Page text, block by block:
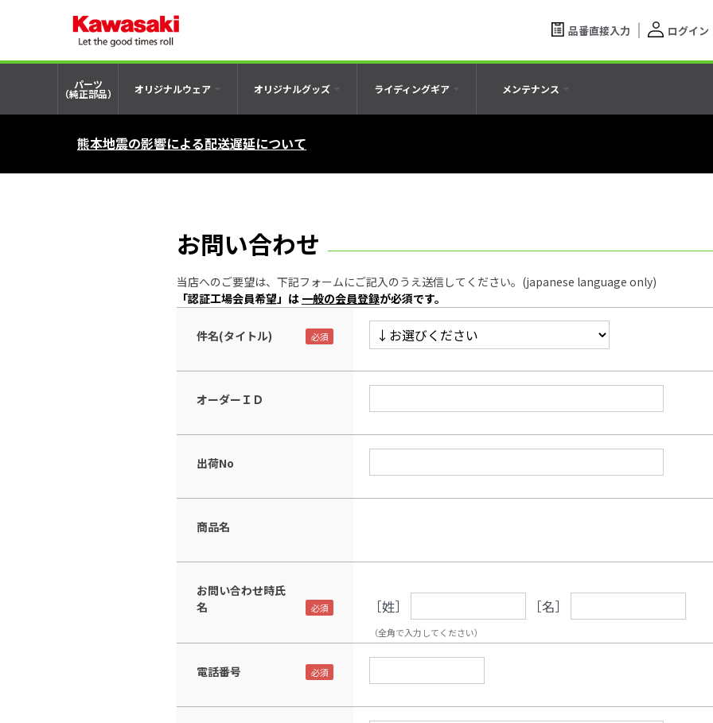
品番直接入力 ログイン
パーツ
（純正部品） オリジナルウェア オリジナルグッズ ライディングギア メンテナンス
熊本地震の影響による配送遅延について
お問い合わせ
当店へのご要望は、下記フォームにご記入のうえ送信してください。(japanese language only)
「認証工場会員希望」は 一般の会員登録が必須です。
件名(タイトル)
オーダーＩＤ
出荷No
商品名
お問い合わせ時氏
名
［姓］ ［名］
（全角で入力してください）
電話番号